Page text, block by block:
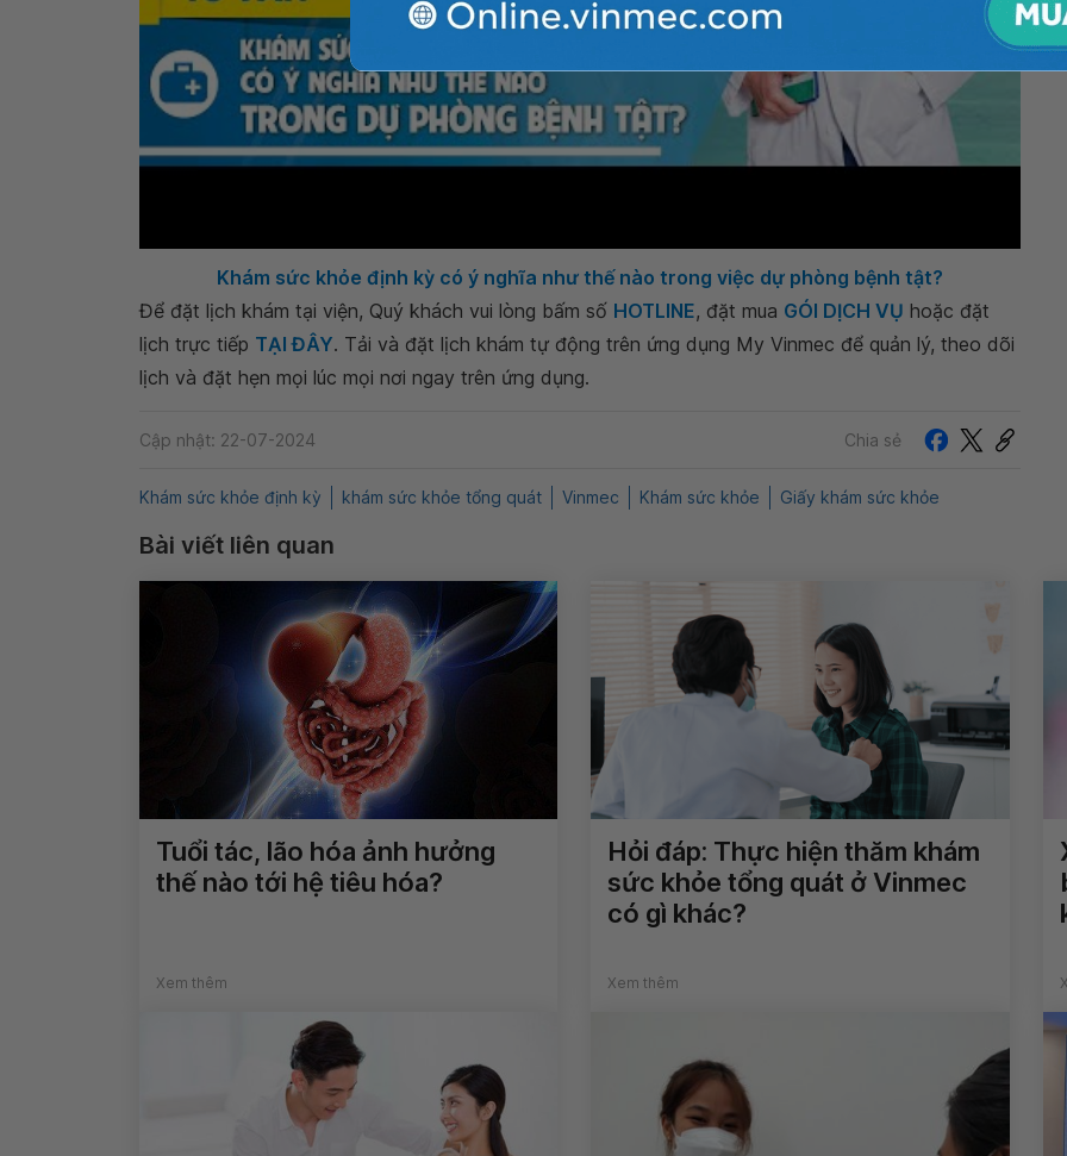
Khám sức khỏe định kỳ có ý nghĩa như thế nào trong việc dự phòng bệnh tật?
Để đặt lịch khám tại viện, Quý khách vui lòng bấm số HOTLINE, đặt mua GÓI DỊCH VỤ hoặc đặt
lịch trực tiếp TẠI ĐÂY. Tải và đặt lịch khám tự động trên ứng dụng My Vinmec để quản lý, theo dõi
lịch và đặt hẹn mọi lúc mọi nơi ngay trên ứng dụng.
Cập nhật: 22-07-2024 Chia sẻ
Khám sức khỏe định kỳ khám sức khỏe tổng quát Vinmec Khám sức khỏe Giấy khám sức khỏe
Bài viết liên quan
Tuổi tác, lão hóa ảnh hưởng
thế nào tới hệ tiêu hóa?
Xem thêm
Hỏi đáp: Thực hiện thăm khám
sức khỏe tổng quát ở Vinmec
có gì khác?
Xem thêm